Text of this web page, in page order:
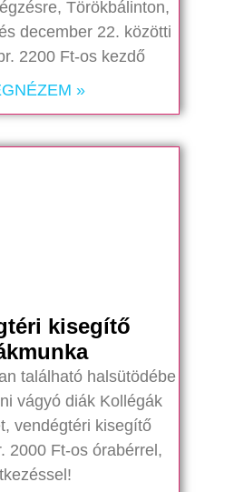
Törökbálinton,
december 22. közötti
2200 Ft-os kezdő
»
kisegítő
található halsütödébe
vágyó diák Kollégák
vendégtéri kisegítő
2000 Ft-os órabérrel,